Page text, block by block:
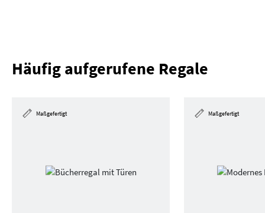
Häufig aufgerufene Regale
Maßgefertigt Maßgefertigt